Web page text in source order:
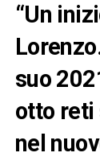
“Un
suo
otto reti
nel